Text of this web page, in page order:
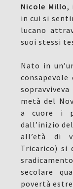
Nicole Millo,
in cui si
lucano
suoi stessi
Nato in
metà del
a cuore i
dall’inizio
all’età di
Tricarico) si
secolare
povertà